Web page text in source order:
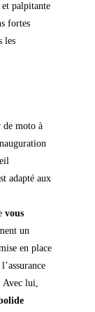
palpitante
fortes
les
de moto à
adapté aux
vous
un
en place
Avec lui,